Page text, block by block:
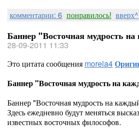
комментарии: 6 понравилось! вверх^
Баннер "Восточная мудрость
28-09-2011 11:33
Это цитата сообщения morela4
Баннер "Восточная мудрость на
Баннер "Восточная мудрость на
Здесь ежедневно будут меняться
известных восточных философов.